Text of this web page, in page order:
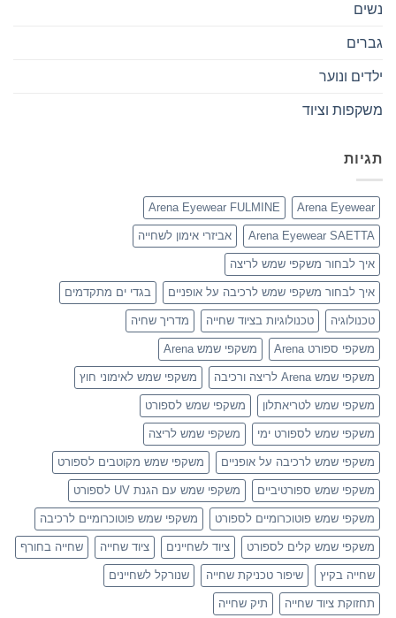
נשים
גברים
ילדים ונוער
משקפות וציוד
תגיות
Arena Eyewear
Arena Eyewear FULMINE
Arena Eyewear SAETTA אביזרי אימון לשחייה
איך לבחור משקפי שמש לריצה
איך לבחור משקפי שמש לרכיבה על אופניים בגדי ים מתקדמים
טכנולוגיה טכנולוגיות בציוד שחייה מדריך שחיה
משקפי ספורט Arena משקפי שמש Arena
משקפי שמש Arena לריצה ורכיבה משקפי שמש לאימוני חוץ
משקפי שמש לטריאתלון משקפי שמש לספורט
משקפי שמש לספורט ימי משקפי שמש לריצה
משקפי שמש לרכיבה על אופניים משקפי שמש מקוטבים לספורט
משקפי שמש ספורטיביים משקפי שמש עם הגנת UV לספורט
משקפי שמש פוטוכרומיים לספורט משקפי שמש פוטוכרומיים לרכיבה
משקפי שמש קלים לספורט ציוד לשחיינים ציוד שחייה שחייה בחורף
שחייה בקיץ שיפור טכניקת שחייה שנורקל לשחיינים
תחזוקת ציוד שחייה תיק שחייה